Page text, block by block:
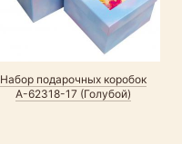
Набор подарочных коробок
А-62318-17 (Голубой)